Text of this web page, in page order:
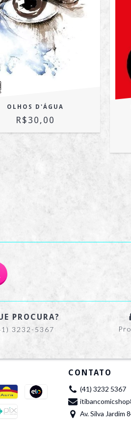
OLHOS D'ÁGUA
R$30,00
PROCURA?
3232-5367
CONTATO
(41) 3232 5367
Av. Silva Jardim